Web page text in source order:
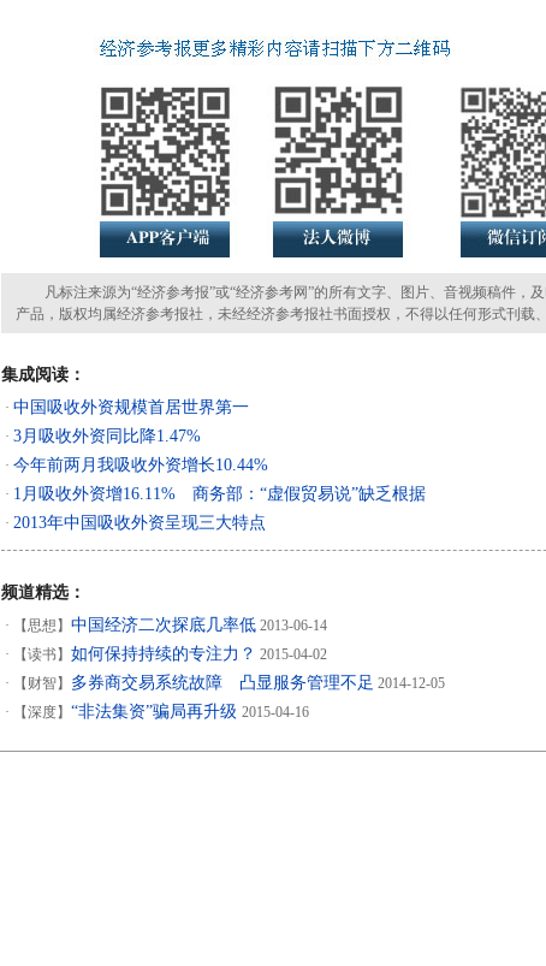
凡标注来源为“经济参考报”或“经济参考网”的所有文字、图片、音视频稿件，
产品，版权均属经济参考报社，未经经济参考报社书面授权，不得以任何形式刊载、
集成阅读：
· 中国吸收外资规模首居世界第一
· 3月吸收外资同比降1.47%
· 今年前两月我吸收外资增长10.44%
· 1月吸收外资增16.11% 商务部：“虚假贸易说”缺乏根据
· 2013年中国吸收外资呈现三大特点
频道精选：
· 【思想】 中国经济二次探底几率低 2013-06-14
·
【读书】 如何保持持续的专注力？ 2015-04-02
·
【财智】 多券商交易系统故障 凸显服务管理不足 2014-12-05
·
【深度】 “非法集资”骗局再升级 2015-04-16